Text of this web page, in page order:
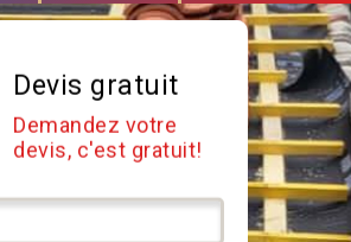
Devis gratuit
Demandez votre
devis, c'est gratuit!